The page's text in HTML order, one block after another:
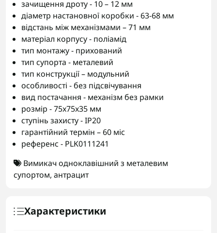
зачищення дроту - 10 – 12 мм
діаметр настановної коробки - 63-68 мм
відстань між механізмами – 71 мм
матеріал корпусу - поліамід
тип монтажу - прихований
тип супорта - металевий
тип конструкції – модульний
особливості - без підсвічування
вид постачання - механізм без рамки
розмір - 75x75x35 мм
ступінь захисту - IP20
гарантійний термін – 60 міс
референс - PLK0111241
Вимикач одноклавішний з металевим
супортом, антрацит
Характеристики